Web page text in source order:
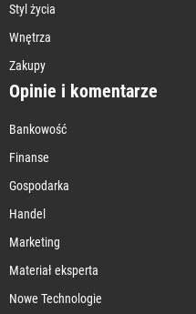
Styl życia
Wnętrza
Zakupy
Opinie i komentarze
Bankowość
Finanse
Gospodarka
Handel
Marketing
Materiał eksperta
Nowe Technologie